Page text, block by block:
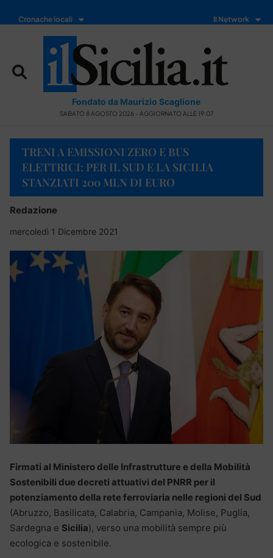
Cronache locali Il Network
Fondato da Maurizio Scaglione
SABATO 8 AGOSTO 2026 - AGGIORNATO ALLE 19:07
TRENI A EMISSIONI ZERO E BUS
ELETTRICI: PER IL SUD E LA SICILIA
STANZIATI 200 MLN DI EURO
Redazione
mercoledì 1 Dicembre 2021
Firmati al Ministero delle Infrastrutture e della Mobilità
Sostenibili due decreti attuativi del PNRR per il
potenziamento della rete ferroviaria nelle regioni del Sud
(Abruzzo, Basilicata, Calabria, Campania, Molise, Puglia,
Sardegna e Sicilia), verso una mobilità sempre più
ecologica e sostenibile.